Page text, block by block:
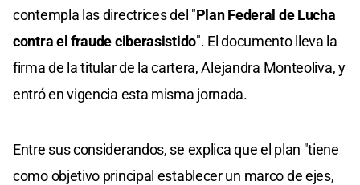
contempla las directrices del "Plan Federal de Lucha
contra el fraude ciberasistido". El documento lleva la
firma de la titular de la cartera, Alejandra Monteoliva, y
entró en vigencia esta misma jornada.
Entre sus considerandos, se explica que el plan "tiene
como objetivo principal establecer un marco de ejes,